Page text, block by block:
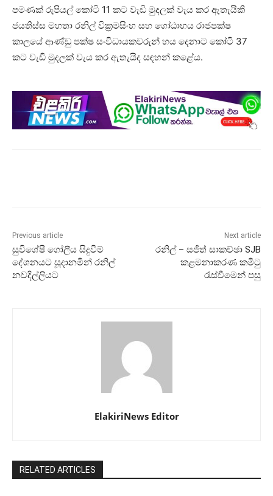
පමණක් රුපියල් කෝටි 11 කට වැඩි මුදලක් වැය කර ඇතැයිකී
ජයතිස්ස මහතා රනිල් වික්‍රමසිංහ සහ ගෝඨාභය රාජපක්ෂ
කාලයේ ආණ්ඩු පක්ෂ සංවිධායකවරුන් හය දෙනාට කෝටි 37
කට වැඩි මුදලක් වැය කර ඇතැයිද සඳහන් කළේය.
Previous article
සුවිශේෂී ගෝලීය සිදුවීම්
දේශනයට සූදානමින් රනිල්
නවදිල්ලියට
Next article
රනිල් – සජිත් සාකච්ඡා SJB
කළමනාකරණ කමිටු
රැස්වීමෙන් පසු
ElakiriNews Editor
RELATED ARTICLES